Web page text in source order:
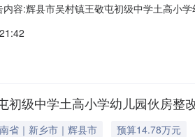
内容:辉县市吴村镇王敬屯初级中学土高小
项目基本情况1、项目编号：
初级中学土高小学幼儿园伙房整
省｜新乡市｜辉县市
预算14.78万元